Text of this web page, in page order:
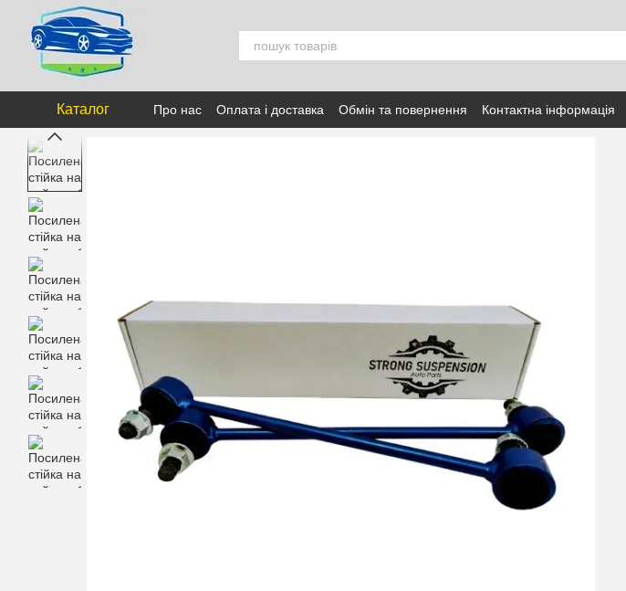
Перейти к основному контенту
Каталог Про нас Оплата і доставка Обмін та повернення Контактна інформація